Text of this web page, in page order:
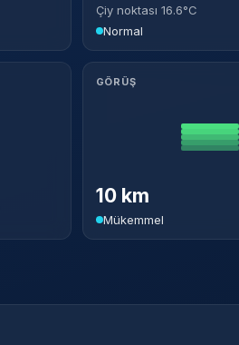
Çiy noktası 16.6°C
Normal
GÖRÜŞ
10 km
Mükemmel